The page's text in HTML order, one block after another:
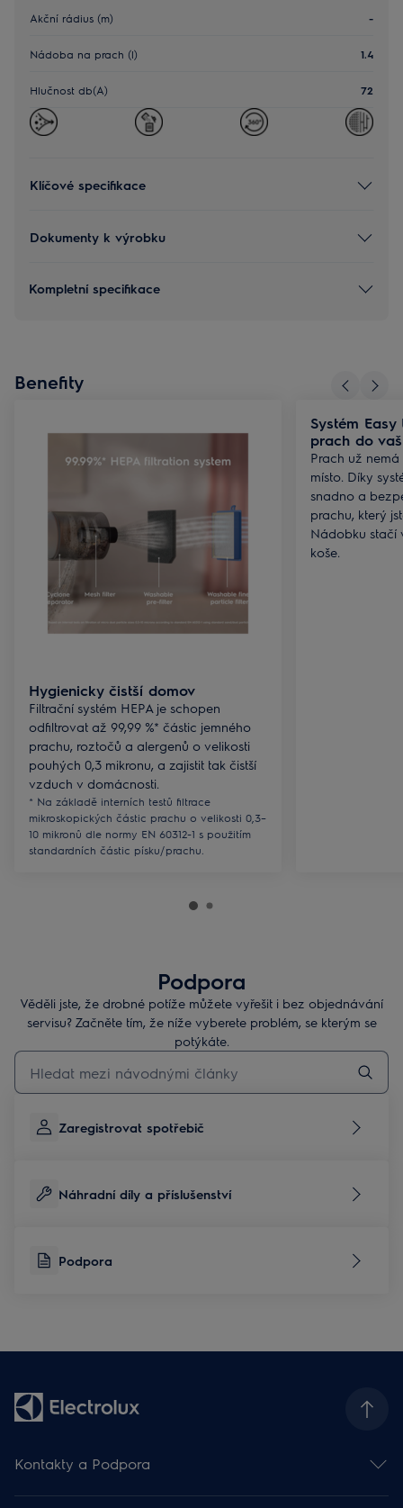
Akční rádius (m) -
Nádoba na prach (l) 1.4
Hlučnost db(A) 72
Klíčové specifikace
Dokumenty k výrobku
Kompletní specifikace
Benefity
Hygienicky čistší domov
Filtrační systém HEPA je schopen
odfiltrovat až 99,99 %* částic jemného
prachu, roztočů a alergenů o velikosti
pouhých 0,3 mikronu, a zajistit tak čistší
vzduch v domácnosti.
* Na základě interních testů filtrace
mikroskopických částic prachu o velikosti 0,3–
10 mikronů dle normy EN 60312-1 s použitím
standardních částic písku/prachu.
Systém
prach do
Prach už
místo. Díky
snadno a
prachu, který
Nádobku stačí
koše.
Podpora
Věděli jste, že drobné potíže můžete vyřešit i bez objednávání
servisu? Začněte tím, že níže vyberete problém, se kterým se
potýkáte.
Pro vyhledávání v článcích technické podpory začněte psát
Zaregistrovat spotřebič
Náhradní díly a příslušenství
Podpora
Kontakty a Podpora